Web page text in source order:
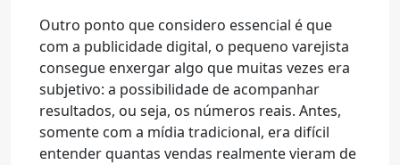
Outro ponto que considero essencial é que
com a publicidade digital, o pequeno varejista
consegue enxergar algo que muitas vezes era
subjetivo: a possibilidade de acompanhar
resultados, ou seja, os números reais. Antes,
somente com a mídia tradicional, era difícil
entender quantas vendas realmente vieram de